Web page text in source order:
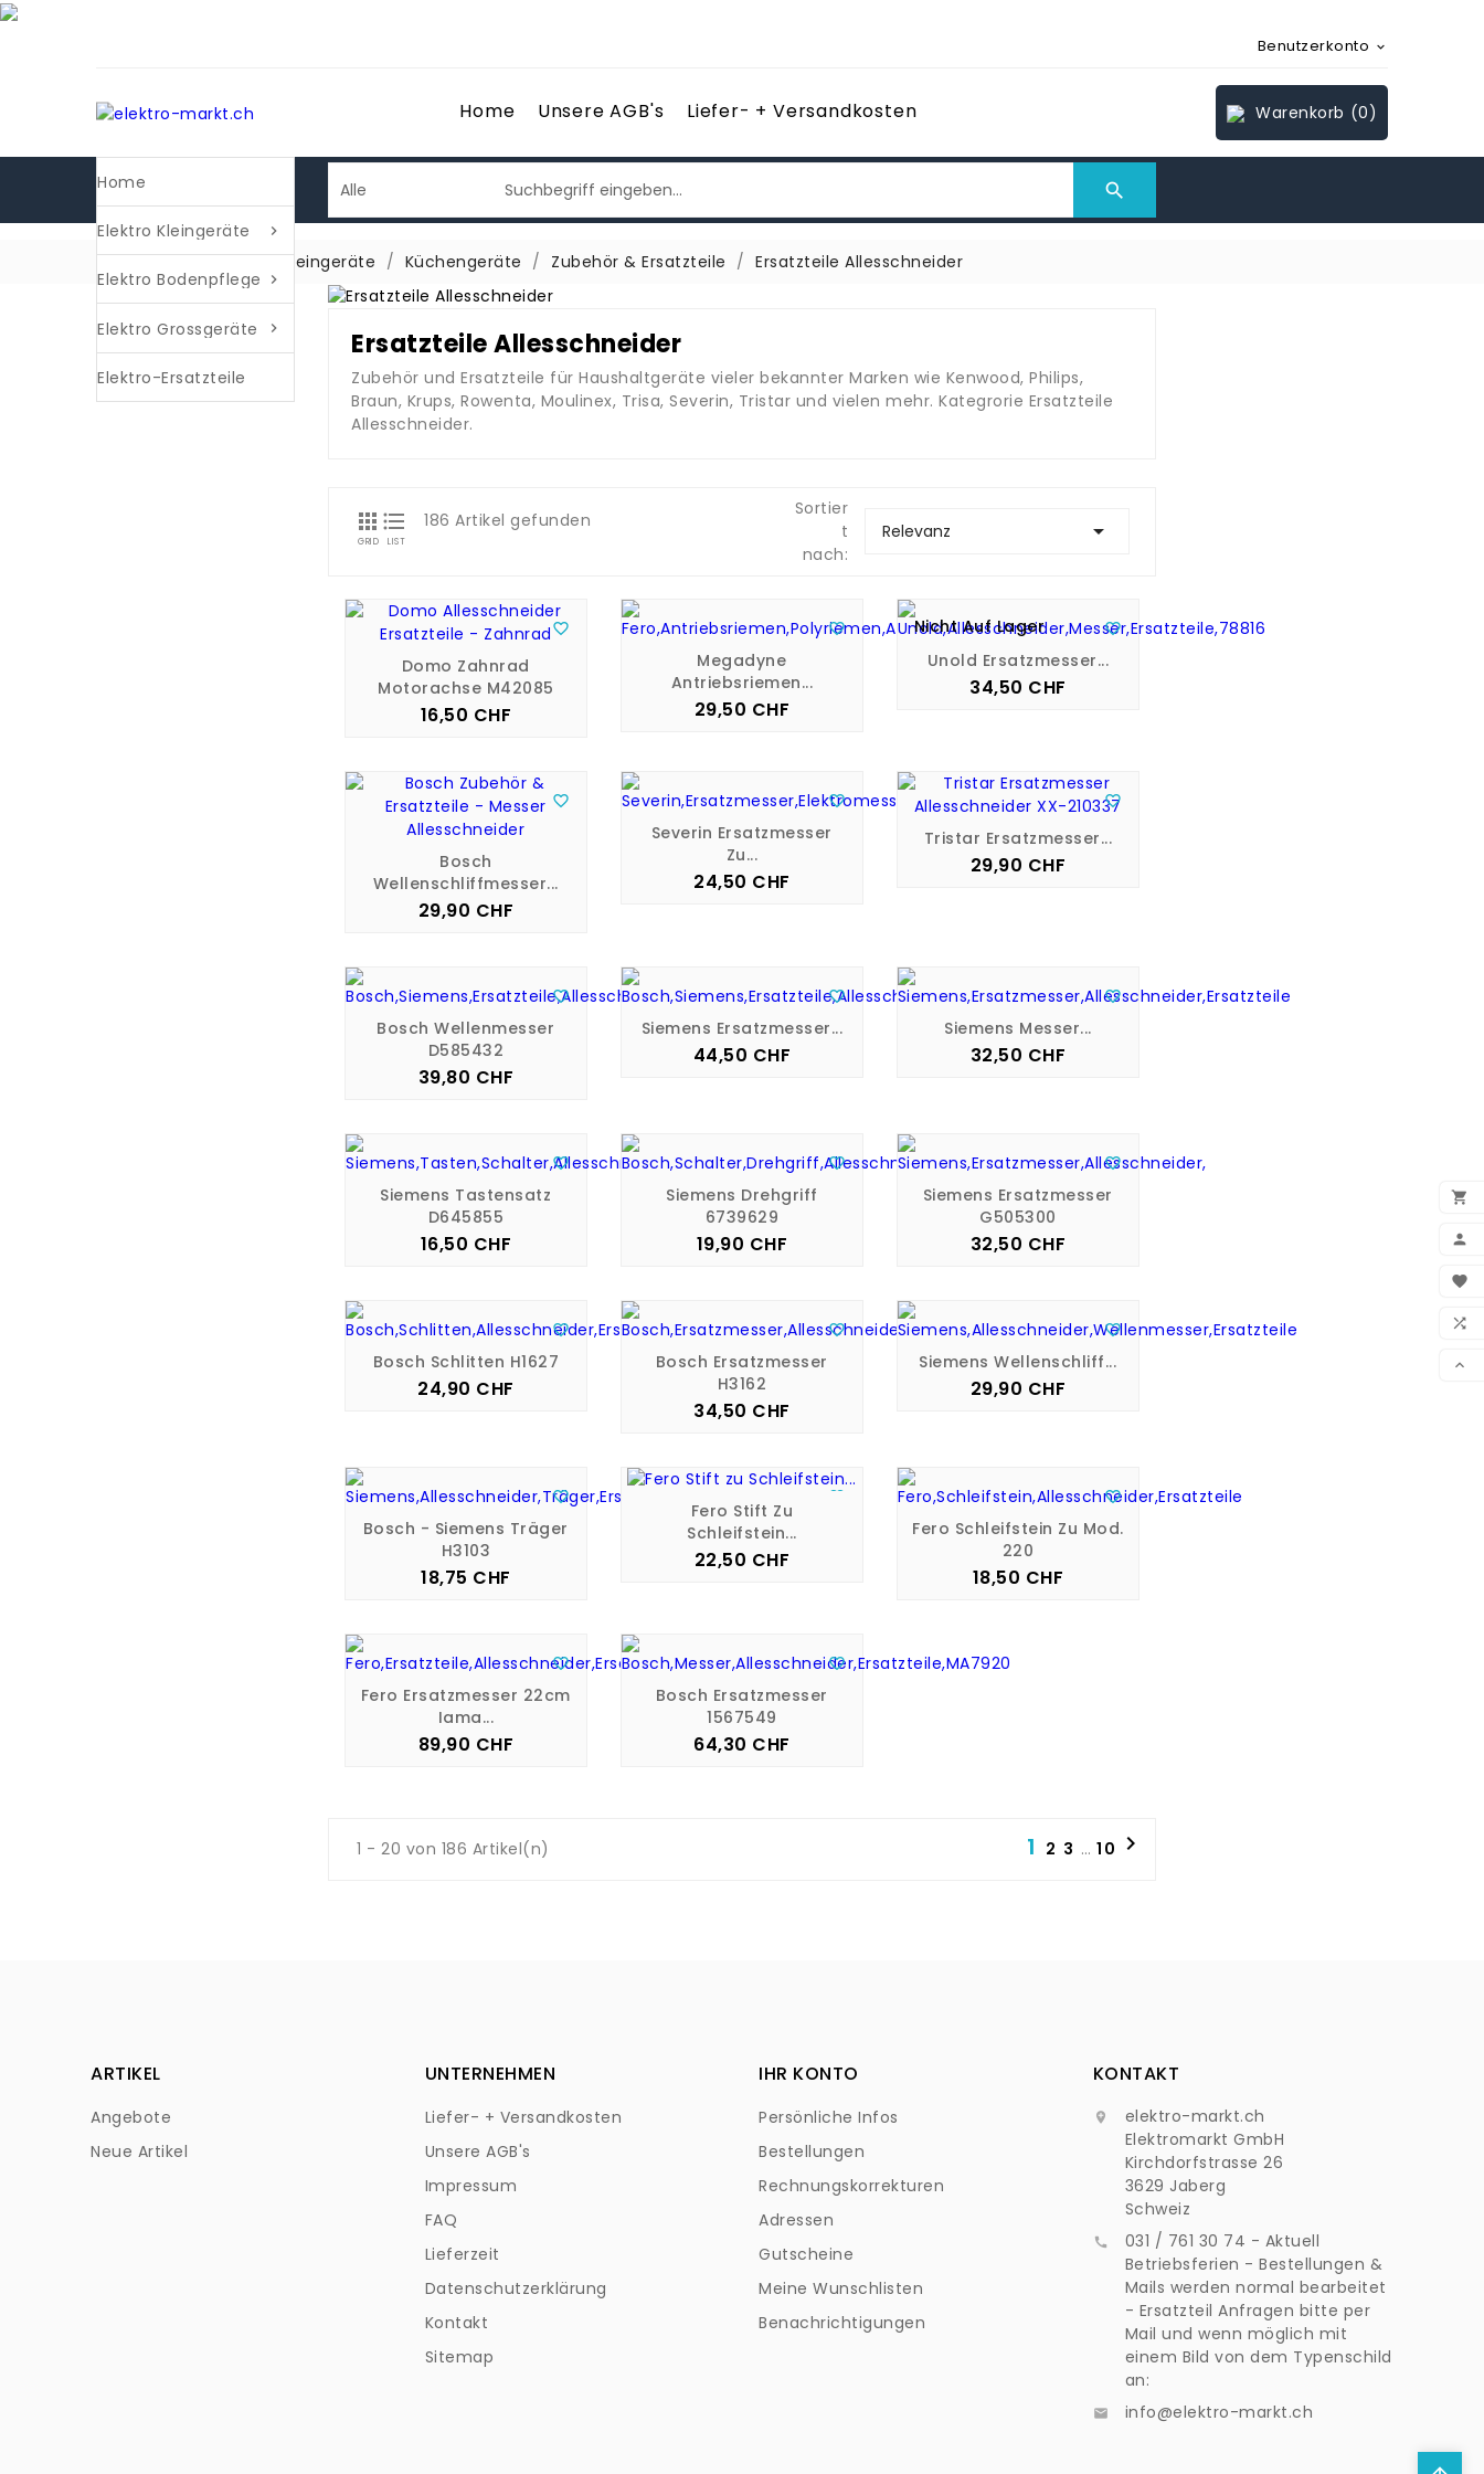





Benutzerkonto 
Home Unsere AGB's Liefer- + Versandkosten Warenkorb (0)
Home
Elektro Kleingeräte 
Elektro Bodenpflege 
Elektro Grossgeräte 
Elektro-Ersatzteile

Startseite Elektro Kleingeräte Küchengeräte Zubehör & Ersatzteile Ersatzteile Allesschneider
Ersatzteile Allesschneider
Zubehör und Ersatzteile für Haushaltgeräte vieler bekannter Marken wie Kenwood, Philips,
Braun, Krups, Rowenta, Moulinex, Trisa, Severin, Tristar und vielen mehr. Kategrorie Ersatzteile
Allesschneider.

GRID

LIST
186 Artikel gefunden
Sortier
t
nach:
Relevanz 

Domo Zahnrad
Motorachse M42085
Preis
16,50 CHF

Megadyne
Antriebsriemen...
Preis
29,50 CHF

Unold Ersatzmesser...
Preis
34,50 CHF
Nicht Auf Lager

Bosch
Wellenschliffmesser...
Preis
29,90 CHF

Severin Ersatzmesser
Zu...
Preis
24,50 CHF

Tristar Ersatzmesser...
Preis
29,90 CHF

Bosch Wellenmesser
D585432
Preis
39,80 CHF

Siemens Ersatzmesser...
Preis
44,50 CHF

Siemens Messer...
Preis
32,50 CHF

Siemens Tastensatz
D645855
Preis
16,50 CHF

Siemens Drehgriff
6739629
Preis
19,90 CHF

Siemens Ersatzmesser
G505300
Preis
32,50 CHF

Bosch Schlitten H1627
Preis
24,90 CHF

Bosch Ersatzmesser
H3162
Preis
34,50 CHF

Siemens Wellenschliff...
Preis
29,90 CHF

Bosch - Siemens Träger
H3103
Preis
18,75 CHF

Fero Stift Zu
Schleifstein...
Preis
22,50 CHF

Fero Schleifstein Zu Mod.
220
Preis
18,50 CHF

Fero Ersatzmesser 22cm
Iama...
Preis
89,90 CHF

Bosch Ersatzmesser
1567549
Preis
64,30 CHF
1 - 20 von 186 Artikel(n) 1 2 3 … 10 
ARTIKEL
Angebote
Neue Artikel
UNTERNEHMEN
Liefer- + Versandkosten
Unsere AGB's
Impressum
FAQ
Lieferzeit
Datenschutzerklärung
Kontakt
Sitemap
IHR KONTO
Persönliche Infos
Bestellungen
Rechnungskorrekturen
Adressen
Gutscheine
Meine Wunschlisten
Benachrichtigungen
KONTAKT

elektro-markt.ch
Elektromarkt GmbH
Kirchdorfstrasse 26
3629 Jaberg
Schweiz

031 / 761 30 74 - Aktuell
Betriebsferien - Bestellungen &
Mails werden normal bearbeitet
- Ersatzteil Anfragen bitte per
Mail und wenn möglich mit
einem Bild von dem Typenschild
an:
 info@elektro-markt.ch